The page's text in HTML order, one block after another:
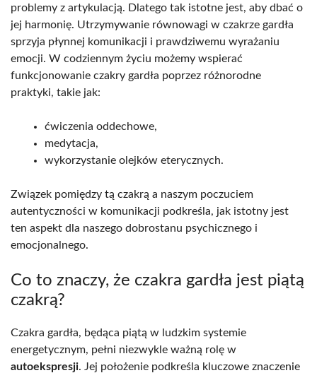
problemy z artykulacją. Dlatego tak istotne jest, aby dbać o
jej harmonię. Utrzymywanie równowagi w czakrze gardła
sprzyja płynnej komunikacji i prawdziwemu wyrażaniu
emocji. W codziennym życiu możemy wspierać
funkcjonowanie czakry gardła poprzez różnorodne
praktyki, takie jak:
ćwiczenia oddechowe,
medytacja,
wykorzystanie olejków eterycznych.
Związek pomiędzy tą czakrą a naszym poczuciem
autentyczności w komunikacji podkreśla, jak istotny jest
ten aspekt dla naszego dobrostanu psychicznego i
emocjonalnego.
Co to znaczy, że czakra gardła jest piątą
czakrą?
Czakra gardła, będąca piątą w ludzkim systemie
energetycznym, pełni niezwykle ważną rolę w
autoekspresji. Jej położenie podkreśla kluczowe znaczenie